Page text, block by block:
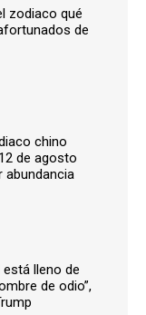
zodiaco qué
de
chino
de agosto
abundancia
está lleno de
de odio”,